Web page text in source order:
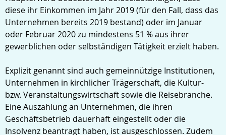
diese ihr Einkommen im Jahr 2019 (für den Fall, dass das
Unternehmen bereits 2019 bestand) oder im Januar
oder Februar 2020 zu mindestens 51 % aus ihrer
gewerblichen oder selbständigen Tätigkeit erzielt haben.
Explizit genannt sind auch gemeinnützige Institutionen,
Unternehmen in kirchlicher Trägerschaft, die Kultur-
bzw. Veranstaltungswirtschaft sowie die Reisebranche.
Eine Auszahlung an Unternehmen, die ihren
Geschäftsbetrieb dauerhaft eingestellt oder die
Insolvenz beantragt haben, ist ausgeschlossen. Zudem